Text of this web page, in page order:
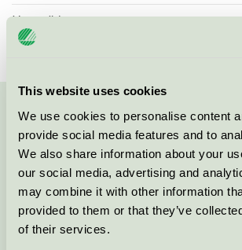
This website uses cookies
We use cookies to personalise content
provide social media features and to
We also share information about your
our social media, advertising and
may combine it with other information
provided to them or that they’ve
of their services.
Varumärke
Kontakta oss på 08-55 55 24 00eller
Fortsätt